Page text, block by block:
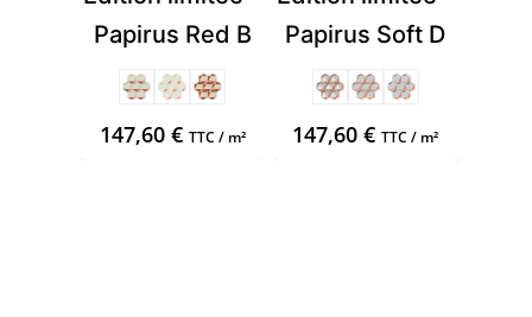
Papirus Red B
147,60 € TTC / m²
Papirus Soft D
147,60€ TTC / m²